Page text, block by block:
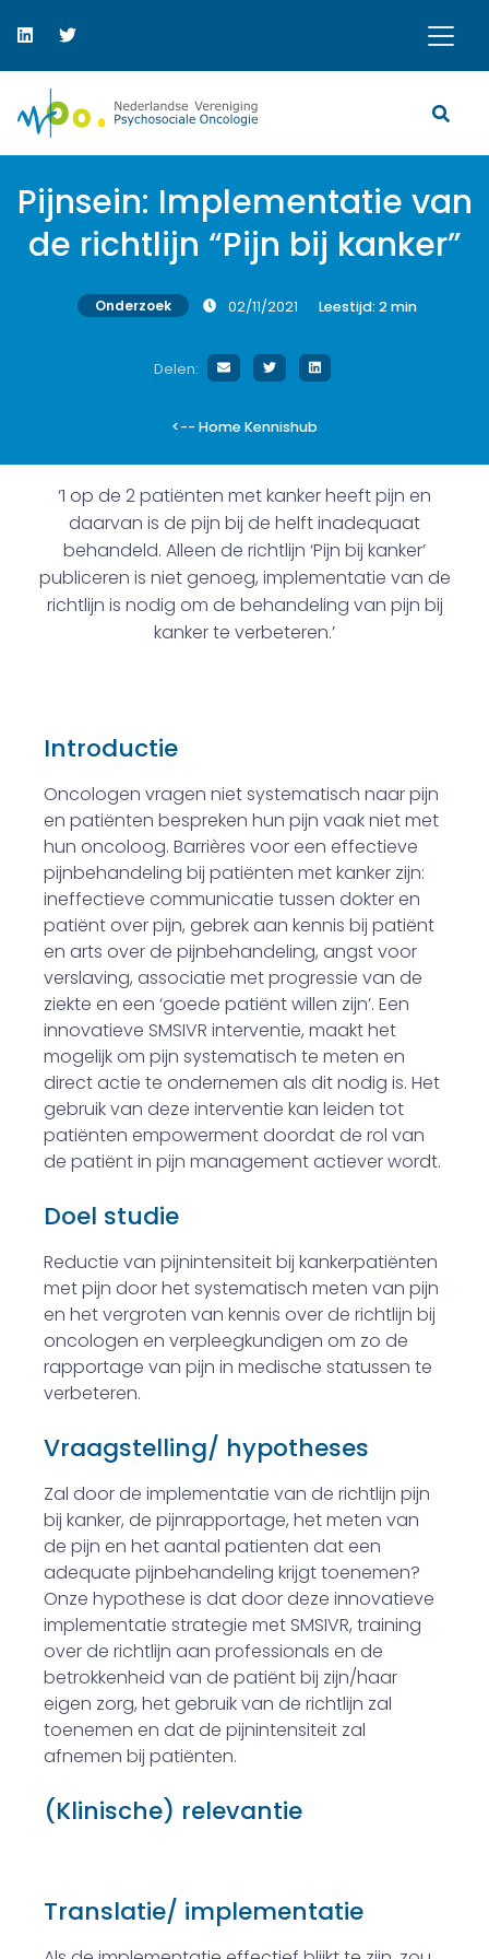
Pijnsein: Implementatie van
de richtlijn “Pijn bij kanker”
Onderzoek 02/11/2021 Leestijd: 2min
Delen:
<-- Home Kennishub
‘1 op de 2 patiënten met kanker heeft pijn en
daarvan is de pijn bij de helft inadequaat
behandeld. Alleen de richtlijn ‘Pijn bij kanker’
publiceren is niet genoeg, implementatie van de
richtlijn is nodig om de behandeling van pijn bij
kanker te verbeteren.’
Introductie
Oncologen vragen niet systematisch naar pijn
en patiënten bespreken hun pijn vaak niet met
hun oncoloog. Barrières voor een effectieve
pijnbehandeling bij patiënten met kanker zijn:
ineffectieve communicatie tussen dokter en
patiënt over pijn, gebrek aan kennis bij patiënt
en arts over de pijnbehandeling, angst voor
verslaving, associatie met progres­sie van de
ziekte en een ‘goede patiënt willen zijn’. Een
innovatieve SMS­IVR interventie, maakt het
mogelijk om pijn systematisch te meten en
direct actie te ondernemen als dit nodig is. Het
gebruik van deze interventie kan leiden tot
patiënten empowerment doordat de rol van
de patiënt in pijn management actiever wordt.
Doel studie
Reductie van pijnintensiteit bij kankerpatiënten
met pijn door het systematisch meten van pijn
en het vergroten van kennis over de richtlijn bij
oncologen en verpleegkundigen om zo de
rapportage van pijn in medische statussen te
verbeteren.
Vraagstelling/ hypotheses
Zal door de implementatie van de richtlijn pijn
bij kanker, de pijnrapportage, het meten van
de pijn en het aantal pati­enten dat een
adequate pijnbehandeling krijgt toenemen?
Onze hypothese is dat door deze innovatieve
implementa­tie strategie met SMS­IVR, training
over de richtlijn aan professionals en de
betrokkenheid van de patiënt bij zijn/haar
eigen zorg, het gebruik van de richtlijn zal
toenemen en dat de pijnintensiteit zal
afnemen bij patiënten.
(Klinische) relevantie
Translatie/ implementatie